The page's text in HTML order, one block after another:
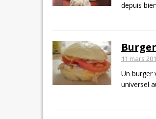
depuis
11 mars
Un burger
universel